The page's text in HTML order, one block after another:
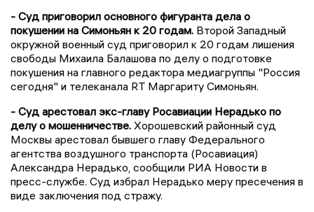
- Суд приговорил основного фигуранта дела о
покушении на Симоньян к 20 годам. Второй Западный
окружной военный суд приговорил к 20 годам лишения
свободы Михаила Балашова по делу о подготовке
покушения на главного редактора медиагруппы "Россия
сегодня" и телеканала RT Маргариту Симоньян.
- Суд арестовал экс-главу Росавиации Нерадько по
делу о мошенничестве. Хорошевский районный суд
Москвы арестовал бывшего главу Федерального
агентства воздушного транспорта (Росавиация)
Александра Нерадько, сообщили РИА Новости в
пресс-службе. Суд избрал Нерадько меру пресечения в
виде заключения под стражу.